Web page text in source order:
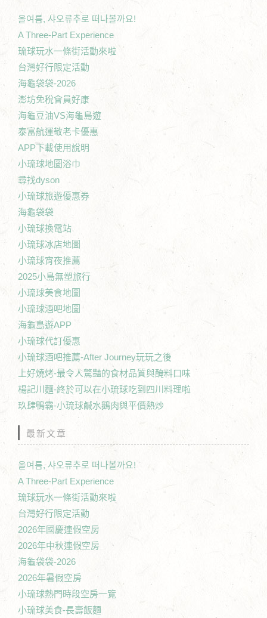
올여름, 샤오류추로 떠나볼까요!
A Three-Part Experience
琉球玩水一條街活動來啦
台灣好行限定活動
海龜袋袋-2026
澎坊免稅會員好康
海龜豆油VS海龜島遊
泰富航運敬老卡優惠
APP下載使用說明
小琉球地圖浴巾
尋找dyson
小琉球旅遊優惠券
海龜袋袋
小琉球換電站
小琉球冰店地圖
小琉球宵夜推薦
2025小島無塑旅行
小琉球美食地圖
小琉球酒吧地圖
海龜島遊APP
小琉球代訂優惠
小琉球酒吧推薦-After Journey玩玩之後
上好燒烤-最令人驚豔的食材品質與醃料口味
楊記川麵-終於可以在小琉球吃到四川料理啦
玖肆鴨霸-小琉球鹹水鵝肉與平價熱炒
最新文章
올여름, 샤오류추로 떠나볼까요!
A Three-Part Experience
琉球玩水一條街活動來啦
台灣好行限定活動
2026年國慶連假空房
2026年中秋連假空房
海龜袋袋-2026
2026年暑假空房
小琉球熱門時段空房一覽
小琉球美食-長壽飯麵